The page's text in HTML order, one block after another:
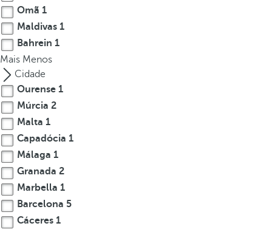
t
i
o
n
.
A
f
t
e
r
n
t
e
r
Omã 1
Maldivas 1
Bahrein 1
Mais Menos
Cidade
Ourense 1
Múrcia 2
Malta 1
Capadócia 1
Málaga 1
Granada 2
Marbella 1
Barcelona 5
Cáceres 1